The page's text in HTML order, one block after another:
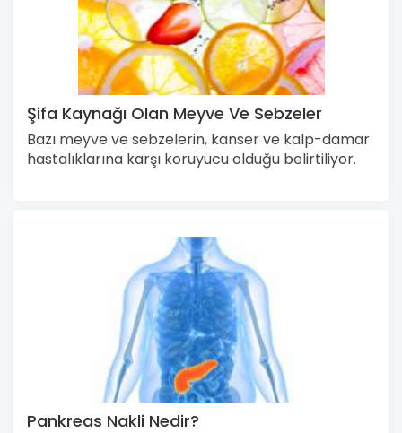
Şifa Kaynağı Olan Meyve Ve Sebzeler
Bazı meyve ve sebzelerin, kanser ve kalp-damar
hastalıklarına karşı koruyucu olduğu belirtiliyor.
Pankreas Nakli Nedir?